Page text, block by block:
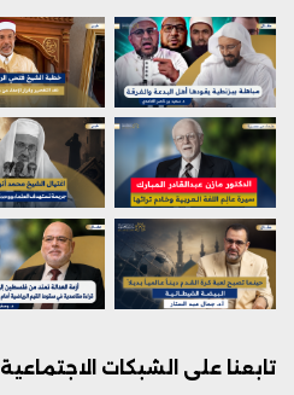
تابعنا على الشبكات الاجتماعية